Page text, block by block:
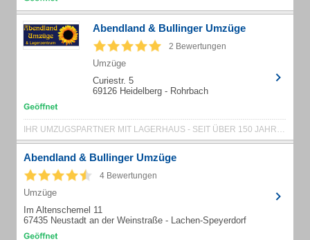
Abendland & Bullinger Umzüge
2 Bewertungen
Umzüge
Curiestr. 5
69126 Heidelberg - Rohrbach
IHR UMZUGSPARTNER MIT LAGERHAUS - SEIT ÜBER 150 JAHREN
Abendland & Bullinger Umzüge
4 Bewertungen
Umzüge
Im Altenschemel 11
67435 Neustadt an der Weinstraße - Lachen-Speyerdorf